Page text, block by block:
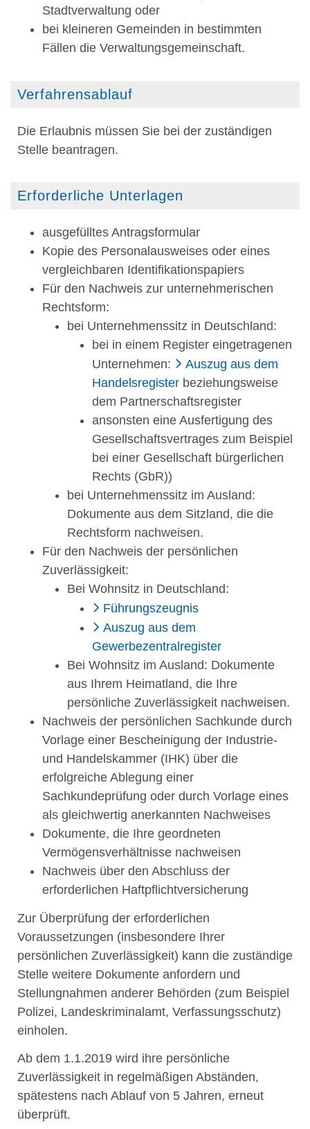
Stadtverwaltung oder
bei kleineren Gemeinden in bestimmten
Fällen die Verwaltungsgemeinschaft.
Verfahrensablauf
Die Erlaubnis müssen Sie bei der zuständigen
Stelle beantragen.
Erforderliche Unterlagen
ausgefülltes Antragsformular
Kopie des Personalausweises oder eines
vergleichbaren Identifikationspapiers
Für den Nachweis zur unternehmerischen
Rechtsform:
bei Unternehmenssitz in Deutschland:
bei in einem Register eingetragenen
Unternehmen:
Auszug aus dem
Handelsregister beziehungsweise
dem Partnerschaftsregister
ansonsten eine Ausfertigung des
Gesellschaftsvertrages zum Beispiel
bei einer Gesellschaft bürgerlichen
Rechts (GbR))
bei Unternehmenssitz im Ausland:
Dokumente aus dem Sitzland, die die
Rechtsform nachweisen.
Für den Nachweis der persönlichen
Zuverlässigkeit:
Bei Wohnsitz in Deutschland:
Führungszeugnis
Auszug aus dem
Gewerbezentralregister
Bei Wohnsitz im Ausland: Dokumente
aus Ihrem Heimatland, die Ihre
persönliche Zuverlässigkeit nachweisen.
Nachweis der persönlichen Sachkunde durch
Vorlage einer Bescheinigung der Industrie-
und Handelskammer (IHK) über die
erfolgreiche Ablegung einer
Sachkundeprüfung oder durch Vorlage eines
als gleichwertig anerkannten Nachweises
Dokumente, die Ihre geordneten
Vermögensverhältnisse nachweisen
Nachweis über den Abschluss der
erforderlichen Haftpflichtversicherung
Zur Überprüfung der erforderlichen
Voraussetzungen (insbesondere Ihrer
persönlichen Zuverlässigkeit) kann die zuständige
Stelle weitere Dokumente anfordern und
Stellungnahmen anderer Behörden (zum Beispiel
Polizei, Landeskriminalamt, Verfassungsschutz)
einholen.
Ab dem 1.1.2019 wird ihre persönliche
Zuverlässigkeit in regelmäßigen Abständen,
spätestens nach Ablauf von 5 Jahren, erneut
überprüft.